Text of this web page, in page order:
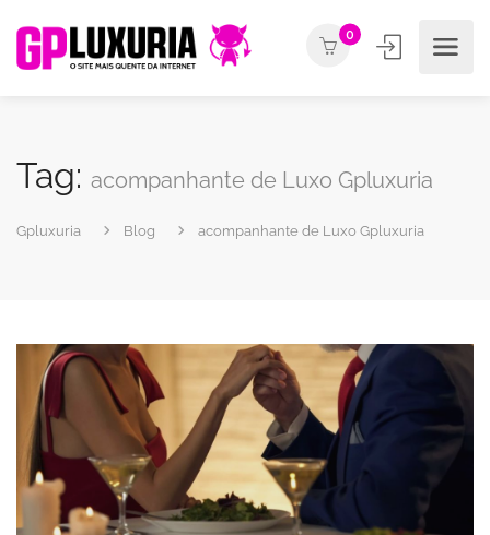
0
Tag: acompanhante de Luxo Gpluxuria
Gpluxuria Blog acompanhante de Luxo Gpluxuria